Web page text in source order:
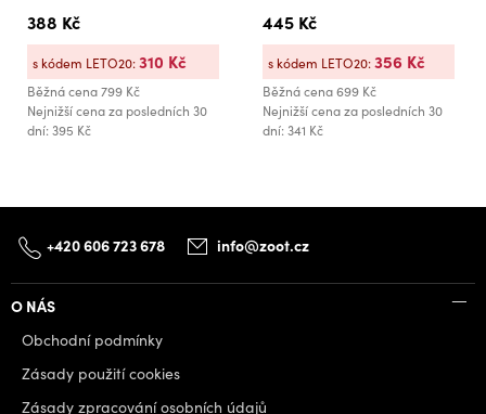
388 Kč
Běžná cena799 Kč
Nejnižší cena za posledních 30
dní: 395 Kč
s kódem LETO20:310 Kč
445 Kč
Běžná cena699 Kč
Nejnižší cena za posledních 30
dní: 341 Kč
s kódem LETO20:356 Kč
+420 606 723 678 info@zoot.cz
O NÁS
Obchodní podmínky
Zásady použití cookies
Zásady zpracování osobních údajů